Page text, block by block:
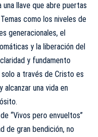
llave que abre puertas
como los niveles de
generacionales, el
y la liberación del
y fundamento
a través de Cristo es
alcanzar una vida en
“Vivos pero envueltos”
de gran bendición, no